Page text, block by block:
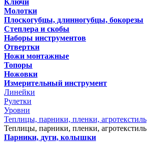
Ключи
Молотки
Плоскогубцы, длинногубцы, бокорезы
Степлера и скобы
Наборы инструментов
Отвертки
Ножи монтажные
Топоры
Ножовки
Измерительный инструмент
Линейки
Рулетки
Уровни
Теплицы, парники, пленки, агротекстиль
Теплицы, парники, пленки, агротекстиль
Парники, дуги, колышки